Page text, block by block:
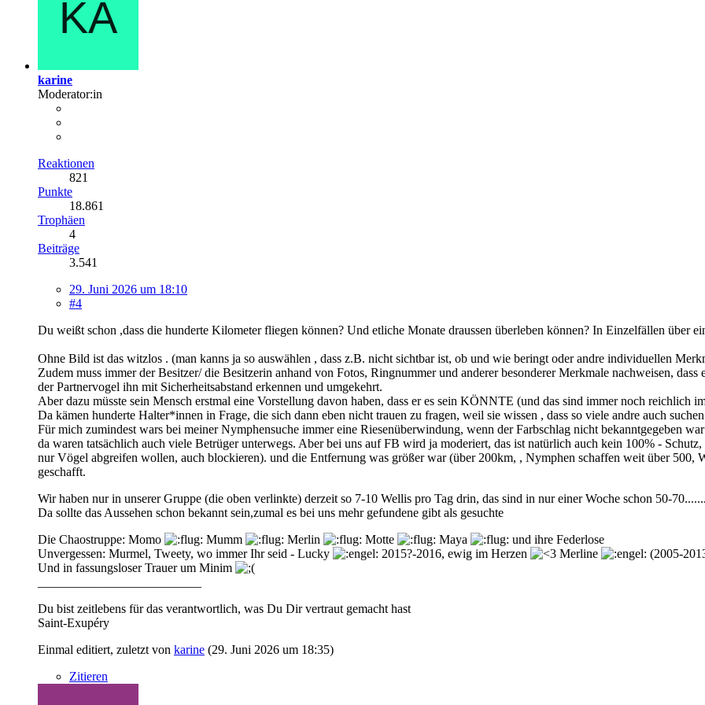
karine
Moderator:in
Reaktionen
821
Punkte
18.861
Trophäen
4
Beiträge
3.541
29. Juni 2026 um 18:10
#4
Du weißt schon ,dass die hunderte Kilometer fliegen können? Und etliche Monate draussen überleben können? In Einzelfällen über
Ohne Bild ist das witzlos . (man kanns ja so auswählen , dass z.B. nicht sichtbar ist, ob und wie beringt oder andre individuellen
Zudem muss immer der Besitzer/ die Besitzerin anhand von Fotos, Ringnummer und anderer besonderer Merkmale nachweisen,
der Partnervogel ihn mit Sicherheitsabstand erkennen und umgekehrt.
Aber dazu müsste sein Mensch erstmal eine Vorstellung davon haben, dass er es sein KÖNNTE (und das sind immer noch reichlich
Da kämen hunderte Halter*innen in Frage, die sich dann eben nicht trauen zu fragen, weil sie wissen , dass so viele andre auch
Für mich zumindest wars bei meiner Nymphensuche immer eine Riesenüberwindung, wenn der Farbschlag nicht bekanntgegeben
da waren tatsächlich auch viele Betrüger unterwegs. Aber bei uns auf FB wird ja moderiert, das ist natürlich auch kein 100% -
nur Vögel abgreifen wollen, auch blockieren). und die Entfernung was größer war (über 200km, , Nymphen schaffen weit über 500,
geschafft.
Wir haben nur in unserer Gruppe (die oben verlinkte) derzeit so 7-10 Wellis pro Tag drin, das sind in nur einer Woche schon 50-
Da sollte das Aussehen schon bekannt sein,zumal es bei uns mehr gefundene gibt als gesuchte
Die Chaostruppe: Momo
Mumm Merlin Motte Maya
und ihre Federlose
Unvergessen: Murmel, Tweety, wo immer Ihr seid - Lucky
2015?-2016, ewig im Herzen Merline
(2005-
Und in fassungsloser Trauer um Minim
Du bist zeitlebens für das verantwortlich, was Du Dir vertraut gemacht hast
Saint-Exupéry
Einmal editiert, zuletzt von karine (29. Juni 2026 um 18:35)
Zitieren